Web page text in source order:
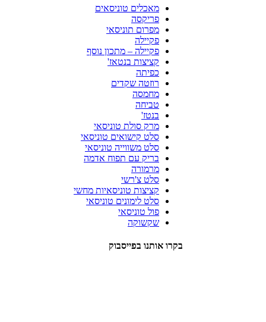
מאכלים טוניסאים
פריקסה
מפרום תוניסאי
פקיילה
פקיילה – מתכון נוסף
קציצות בנטאז'
כפיתה
רוזטה שקדים
מחמסה
טביחה
בנטז'
מרק סולת טוניסאי
סלט קישואים טוניסאי
סלט משווייה טוניסאי
בריק עם תפוח אדמה
מרמורה
סלט צ'רשי
קציצות טוניסאיות מחשי
סלט לימונים טוניסאי
פול טוניסאי
שקשוקה
בקרו אותנו בפייסבוק